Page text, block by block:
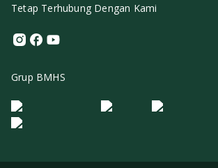
Tetap Terhubung Dengan Kami
Instagram
Facebook
Youtube
Grup BMHS
Logo Morula IFV Logo ER
Logo Diagnos
Logo IRSI